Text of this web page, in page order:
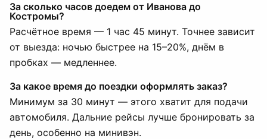
За сколько часов доедем от Иванова до
Костромы?
Расчётное время — 1 час 45 минут. Точнее зависит
от выезда: ночью быстрее на 15–20%, днём в
пробках — медленнее.
За какое время до поездки оформлять заказ?
Минимум за 30 минут — этого хватит для подачи
автомобиля. Дальние рейсы лучше бронировать за
день, особенно на минивэн.